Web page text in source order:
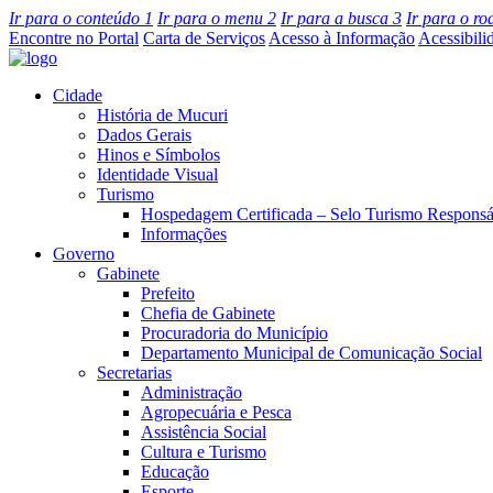
Ir para o conteúdo 1 Ir para o menu 2 Ir para a busca 3 Ir para o
Encontre no Portal Carta de Serviços Acesso à Informação
Cidade
História de Mucuri
Dados Gerais
Hinos e Símbolos
Identidade Visual
Turismo
Hospedagem Certificada – Selo Turismo
Informações
Governo
Gabinete
Prefeito
Chefia de Gabinete
Procuradoria do Município
Departamento Municipal de Comunicação Social
Secretarias
Administração
Agropecuária e Pesca
Assistência Social
Cultura e Turismo
Educação